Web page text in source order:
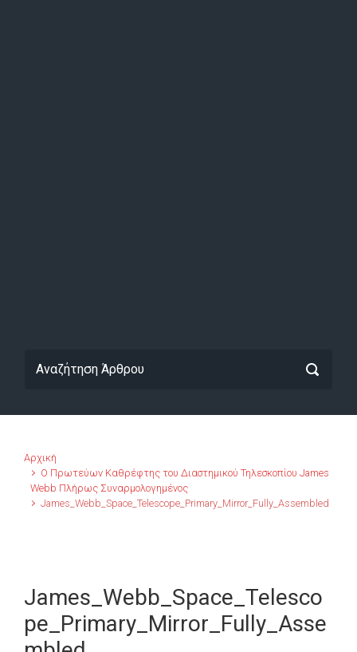
Αρχική
Ο Πρωτεύων Καθρέφτης του Διαστημικού Τηλεσκοπίου James
Webb Πλήρως Συναρμολογημένος
James_Webb_Space_Telescope_Primary_Mirror_Fully_Assembled
James_Webb_Space_Telesco
pe_Primary_Mirror_Fully_Asse